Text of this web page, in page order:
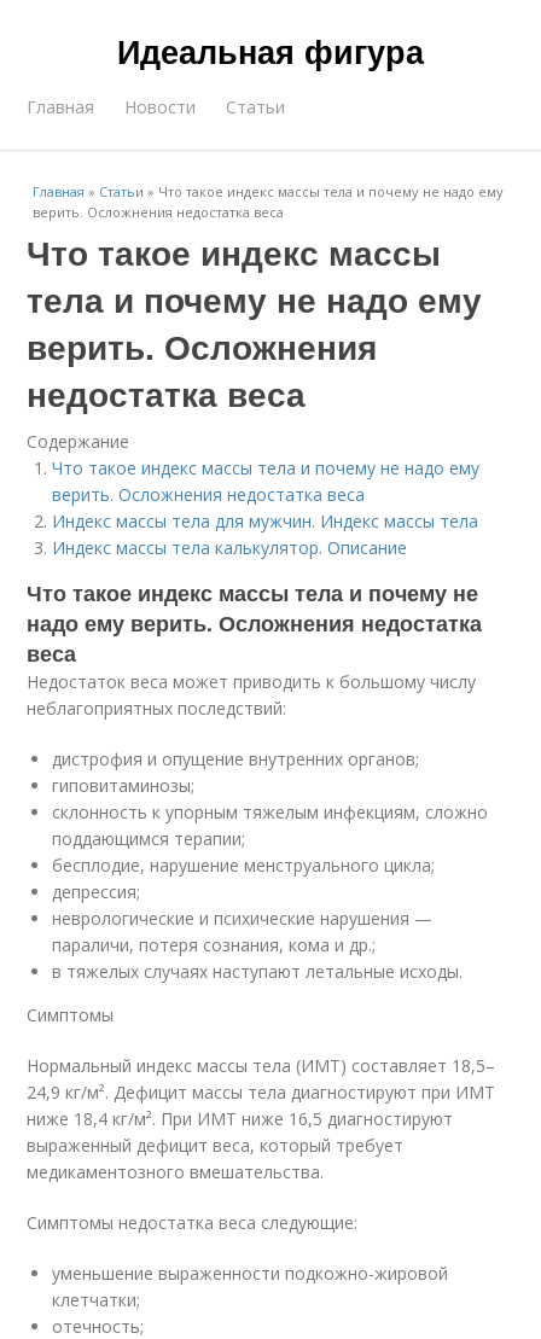
Идеальная фигура
Главная Новости Статьи
Главная » Статьи » Что такое индекс массы тела и почему не надо ему
верить. Осложнения недостатка веса
Что такое индекс массы
тела и почему не надо ему
верить. Осложнения
недостатка веса
Содержание
Что такое индекс массы тела и почему не надо ему
верить. Осложнения недостатка веса
Индекс массы тела для мужчин. Индекс массы тела
Индекс массы тела калькулятор. Описание
Что такое индекс массы тела и почему не
надо ему верить. Осложнения недостатка
веса
Недостаток веса может приводить к большому числу
неблагоприятных последствий:
дистрофия и опущение внутренних органов;
гиповитаминозы;
склонность к упорным тяжелым инфекциям, сложно
поддающимся терапии;
бесплодие, нарушение менструального цикла;
депрессия;
неврологические и психические нарушения —
параличи, потеря сознания, кома и др.;
в тяжелых случаях наступают летальные исходы.
Симптомы
Нормальный индекс массы тела (ИМТ) составляет 18,5–
24,9 кг/м². Дефицит массы тела диагностируют при ИМТ
ниже 18,4 кг/м². При ИМТ ниже 16,5 диагностируют
выраженный дефицит веса, который требует
медикаментозного вмешательства.
Симптомы недостатка веса следующие:
уменьшение выраженности подкожно-жировой
клетчатки;
отечность;